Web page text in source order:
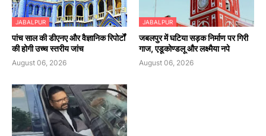
JABALPUR
पांच साल की डीएनए और वैज्ञानिक रिपोर्टों
की होगी उच्च स्तरीय जांच
August 06, 2026
JABALPUR
जबलपुर में घटिया सड़क निर्माण पर गिरी
गाज, एडूकोण्डलू और लक्ष्मैया नपे
August 06, 2026